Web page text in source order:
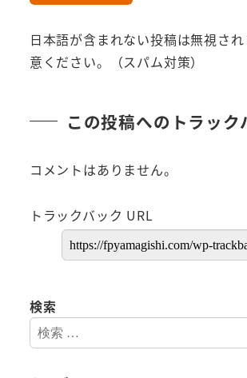
日本語が含まれない投稿は無視さ
意ください。（スパム対策）
この投稿へのトラック
コメントはありません。
トラックバック URL
検索
検
索